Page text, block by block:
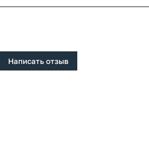
Написать отзыв